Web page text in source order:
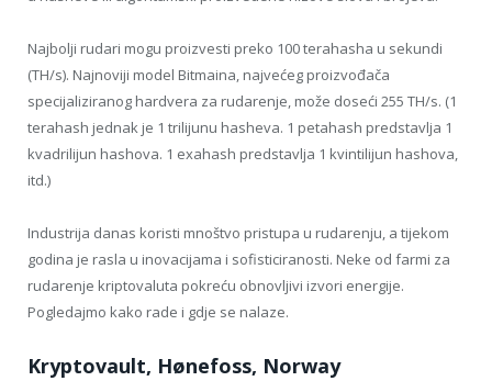
Najbolji rudari mogu proizvesti preko 100 terahasha u sekundi
(TH/s). Najnoviji model Bitmaina, najvećeg proizvođača
specijaliziranog hardvera za rudarenje, može doseći 255 TH/s. (1
terahash jednak je 1 trilijunu hasheva. 1 petahash predstavlja 1
kvadrilijun hashova. 1 exahash predstavlja 1 kvintilijun hashova,
itd.)
Industrija danas koristi mnoštvo pristupa u rudarenju, a tijekom
godina je rasla u inovacijama i sofisticiranosti. Neke od farmi za
rudarenje kriptovaluta pokreću obnovljivi izvori energije.
Pogledajmo kako rade i gdje se nalaze.
Kryptovault, Hønefoss, Norway